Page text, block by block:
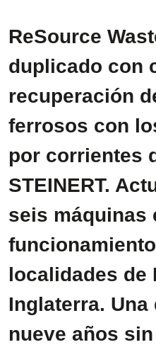
ReSource
duplicado con
recuperación
ferrosos con
por corrientes
STEINERT.
seis máquinas
localidades de
Inglaterra.
nueve años